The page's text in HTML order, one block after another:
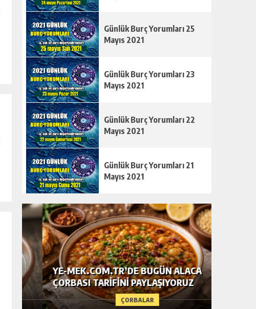
Günlük Burç Yorumları 25
Mayıs 2021
Günlük Burç Yorumları 23
Mayıs 2021
Günlük Burç Yorumları 22
Mayıs 2021
Günlük Burç Yorumları 21
Mayıs 2021
ÇORBALAR
YE-MEK.COM.TR’DE BUGÜN ALACA
ÇORBASI TARIFINI PAYLAŞIYORUZ